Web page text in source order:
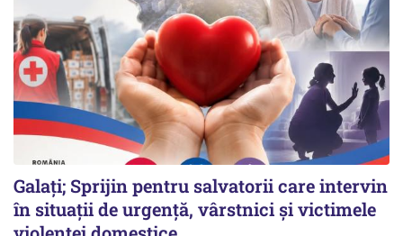
Galați; Sprijin pentru salvatorii care intervin
în situații de urgență, vârstnici și victimele